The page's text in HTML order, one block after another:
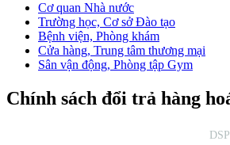
Cơ quan Nhà nước
Trường học, Cơ sở Đào tạo
Bệnh viện, Phòng khám
Cửa hàng, Trung tâm thương mại
Sân vận động, Phòng tập Gym
Chính sách đổi trả hàng